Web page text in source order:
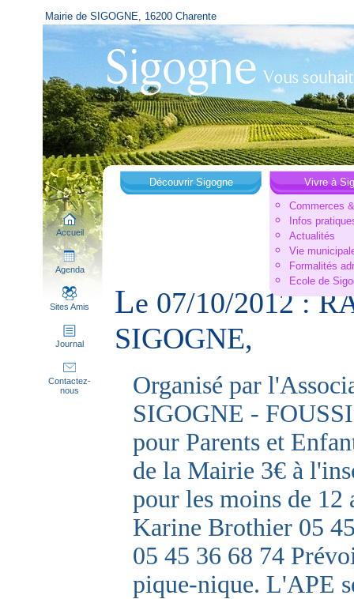
Mairie de SIGOGNE, 16200 Charente
Accueil
Agenda
Sites Amis
Journal
Contactez-
nous
Découvrir Sigogne
Vivre à
Commerces
Infos
Actualités
Vie
Formalités
Ecole de
Le 07/10/2012 :
SIGOGNE,
Organisé par
SIGOGNE -
pour Parents et
de la Mairie 3€ à
pour les moins de 12
Karine Brothier 05
05 45 36 68 74
pique-nique. L'APE